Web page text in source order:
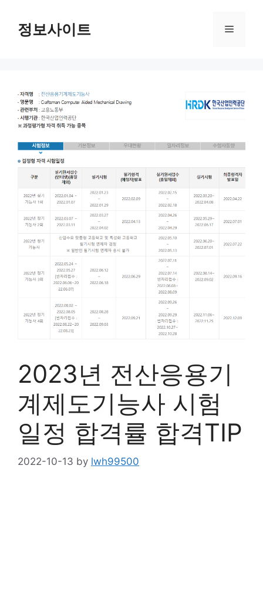
content정보사이트 Menu
2023년 전산응용기
계제도기능사 시험
일정 합격률 합격TIP
2022-10-13 by lwh99500